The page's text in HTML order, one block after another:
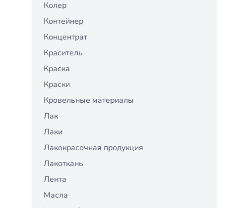
Колер
Контейнер
Концентрат
Краситель
Краска
Краски
Кровельные материалы
Лак
Лаки
Лакокрасочная продукция
Лакоткань
Лента
Масла